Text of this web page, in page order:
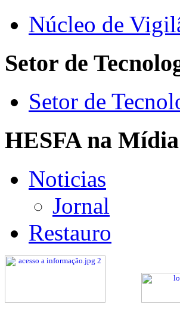
Núcleo de
Setor de
Setor de
HESFA na Mídia
Noticias
Jornal
Restauro